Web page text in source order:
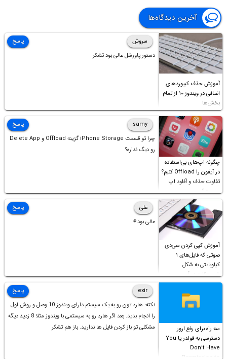
آخرین دیدگاه‌ها
آموزش حذف کیبوردهای
اضافی در ویندوز ۱۰ از تمام
بخش‌ها
سروش
دستور پاورشل عالی بود تشکر
پاسخ
چگونه اپ‌های بی‌استفاده
در آیفون را Offload کنیم؟
تفاوت حذف و آفلود اپ
چیست؟
samy
چرا تو قسمت iPhone Storage گزینه Offload و Delete App
رو دیگ نداره؟
پاسخ
آموزش کپی کردن سی‌دی
صوتی که فایل‌های ۱
کیلوبایتی به شکل
شورت‌کات در آن موجود
است!
علی
عالی بود⚘
پاسخ
سه راه برای رفع ارور
دسترسی به فولدر یا You
Don’t Have
exir
نکته: هارد تون رو به یک سیستم دارای ویندوز 10 وصل و روش اول
را انجام بدید. بعد اگر هارد رو به سیستمی با ویندوز مثلا 8 زدید دیگه
مشکلی تو باز کردن فایل ها ندارید. باز هم تشکر
پاسخ